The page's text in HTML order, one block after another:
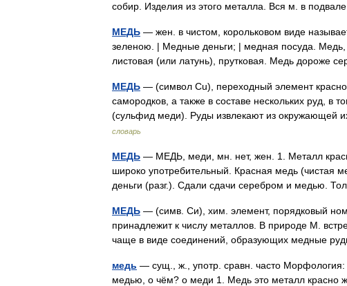
собир. Изделия из этого металла. Вся м. в
МЕДЬ — жен. в чистом, корольковом виде
зеленою. | Медные деньги; | медная посуда.
листовая (или латунь), прутковая. Медь дороже
МЕДЬ — (символ Сu), переходный элемент красно
самородков, а также в составе нескольких руд, в
(сульфид меди). Руды извлекают из
словарь
МЕДЬ — МЕДЬ, меди, мн. нет, жен. 1. Металл
широко употребительный. Красная медь
деньги (разг.). Сдали сдачи серебром и медью.
МЕДЬ — (симв. Си), хим. элемент, порядковый
принадлежит к числу металлов. В природе М.
чаще в виде соединений, образующих медные
медь — сущ., ж., употр. сравн. часто
медью, о чём? о меди 1. Медь это металл красно